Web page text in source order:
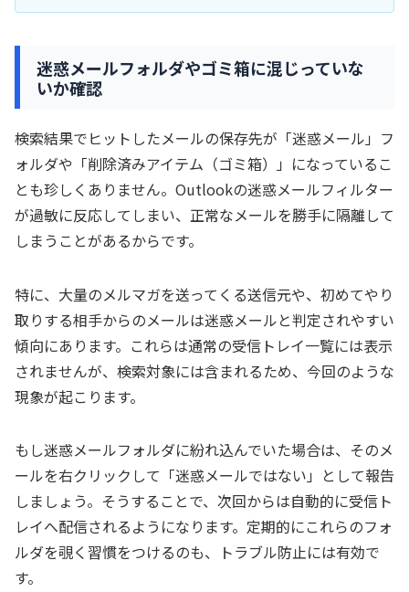
迷惑メールフォルダやゴミ箱に混じっていな
いか確認
検索結果でヒットしたメールの保存先が「迷惑メール」フ
ォルダや「削除済みアイテム（ゴミ箱）」になっているこ
とも珍しくありません。Outlookの迷惑メールフィルター
が過敏に反応してしまい、正常なメールを勝手に隔離して
しまうことがあるからです。
特に、大量のメルマガを送ってくる送信元や、初めてやり
取りする相手からのメールは迷惑メールと判定されやすい
傾向にあります。これらは通常の受信トレイ一覧には表示
されませんが、検索対象には含まれるため、今回のような
現象が起こります。
もし迷惑メールフォルダに紛れ込んでいた場合は、そのメ
ールを右クリックして「迷惑メールではない」として報告
しましょう。そうすることで、次回からは自動的に受信ト
レイへ配信されるようになります。定期的にこれらのフォ
ルダを覗く習慣をつけるのも、トラブル防止には有効で
す。